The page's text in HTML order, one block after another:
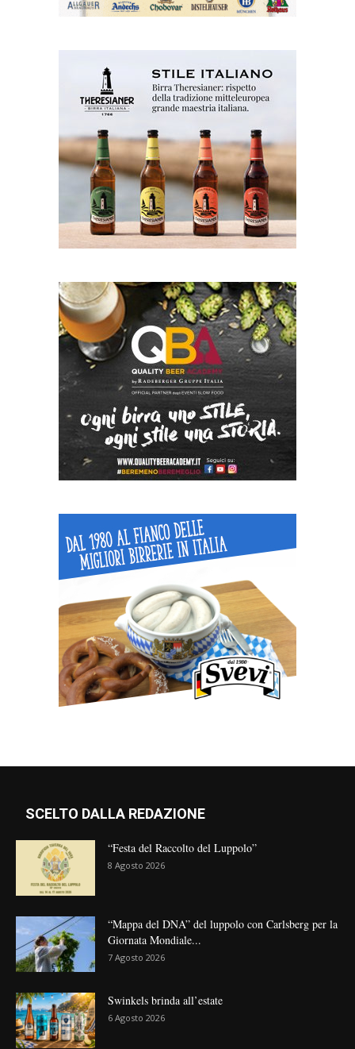
SCELTO DALLA REDAZIONE
“Festa del Raccolto del Luppolo”
8 Agosto 2026
“Mappa del DNA” del luppolo con Carlsberg per la
Giornata Mondiale...
7 Agosto 2026
Swinkels brinda all’estate
6 Agosto 2026